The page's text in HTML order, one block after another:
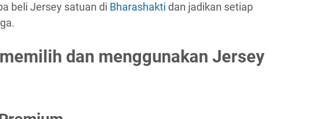
beli Jersey satuan di Bharashakti dan jadikan setiap
dan menggunakan Jersey